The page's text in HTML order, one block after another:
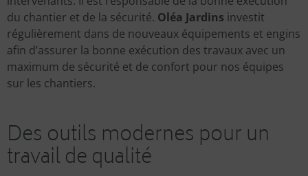
du chantier et de la sécurité. Oléa Jardins investit
régulièrement dans de nouveaux équipements et engins
afin d’assurer la bonne exécution des travaux avec un
maximum de sécurité et de confort pour nos équipes
sur les chantiers.
Des outils modernes pour un
travail de qualité